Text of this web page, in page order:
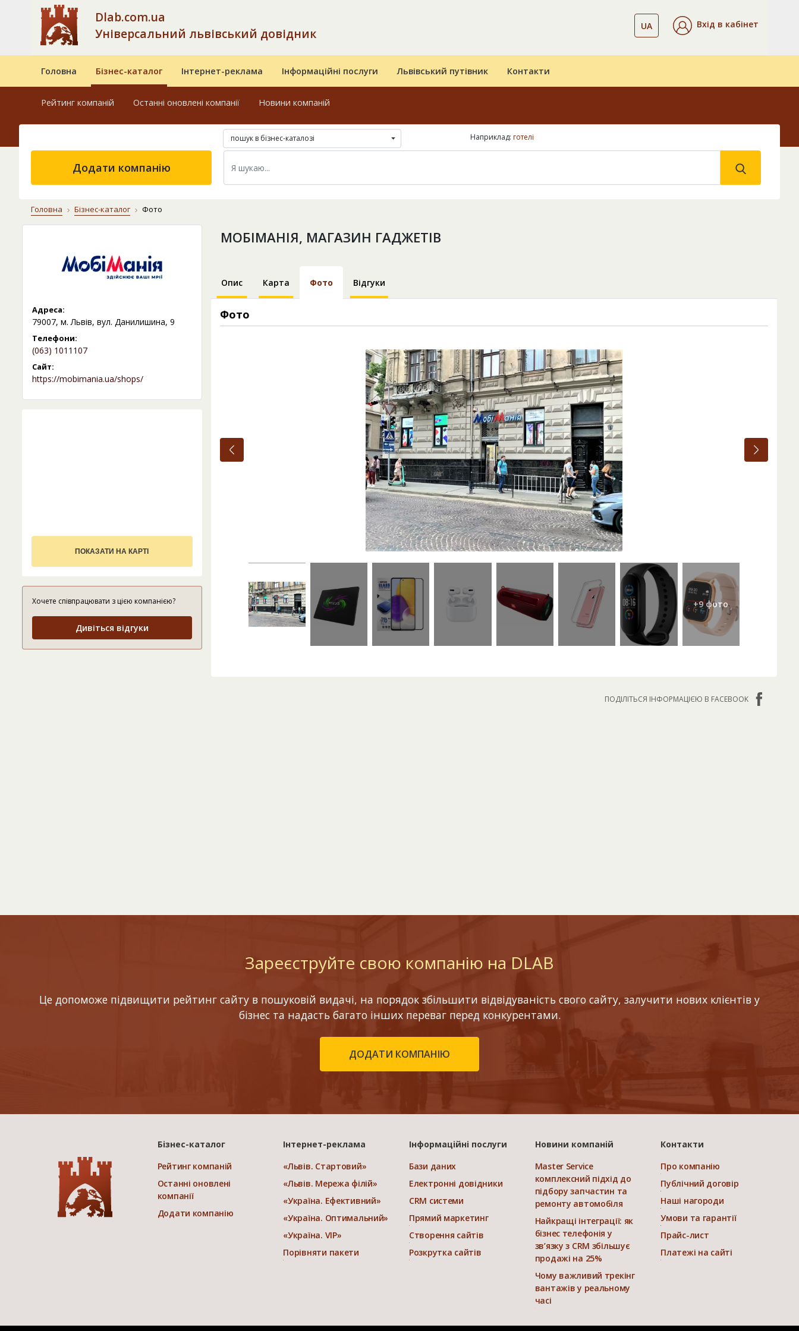
Dlab.com.ua
Універсальний львівський довідник
UA Вхід в кабінет
Головна Бізнес-каталог Інтернет-реклама Інформаційні послуги Львівський путівник Контакти
Рейтинг компаній Останні оновлені компанії Новини компаній
пошук в бізнес-каталозі Наприклад: готелі
Додати компанію
Головна Бізнес-каталог Фото
Адреса:
79007, м. Львів, вул. Данилишина, 9
Телефони:
(063) 1011107
Сайт:
https://mobimania.ua/shops/
ПОКАЗАТИ НА КАРТІ
Хочете співпрацювати з цією компанією?
Дивіться відгуки
МОБІМАНІЯ, МАГАЗИН ГАДЖЕТІВ
Опис Карта Фото Відгуки
Фото
ПОДІЛІТЬСЯ ІНФОРМАЦІЄЮ В FACEBOOK
Зареєструйте свою компанію на DLAB
Це допоможе підвищити рейтинг сайту в пошуковій видачі, на порядок збільшити відвідуваність свого сайту, залучити нових клієнтів у
бізнес та надасть багато інших переваг перед конкурентами.
ДОДАТИ КОМПАНІЮ
Бізнес-каталог
Рейтинг компаній
Останні оновлені
компанії
Додати компанію
Інтернет-реклама
«Львів. Стартовий»
«Львів. Мережа філій»
«Україна. Ефективний»
«Україна. Оптимальний»
«Україна. VIP»
Порівняти пакети
Інформаційні послуги
Бази даних
Електронні довідники
CRM системи
Прямий маркетинг
Створення сайтів
Розкрутка сайтів
Новини компаній
Master Service
комплексний підхід до
підбору запчастин та
ремонту автомобіля
Найкращі інтеграції: як
бізнес телефонія у
зв’язку з CRM збільшує
продажі на 25%
Чому важливий трекінг
вантажів у реальному
часі
Контакти
Про компанію
Публічний договір
Наші нагороди
Умови та гарантії
Прайс-лист
Платежі на сайті